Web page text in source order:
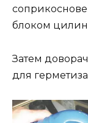
блоком
Затем
для